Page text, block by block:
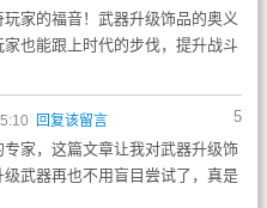
家的福音！武器升级饰品的奥义
也能跟上时代的步伐，提升战斗
5
回复该留言
家，这篇文章让我对武器升级饰
武器再也不用盲目尝试了，真是